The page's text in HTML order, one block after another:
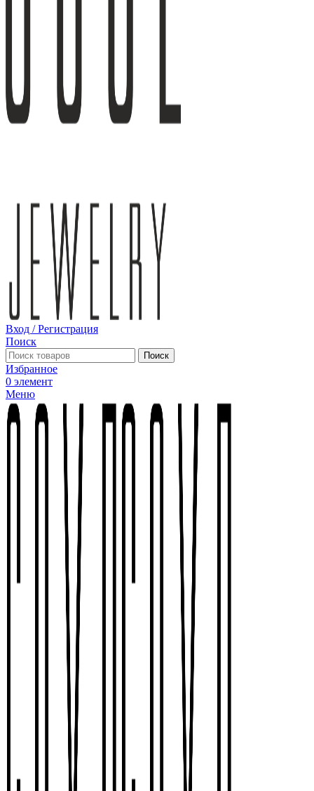
Вход / Регистрация
Поиск
Поиск
Избранное
0 элемент
Меню